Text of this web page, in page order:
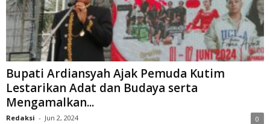
Bupati Ardiansyah Ajak Pemuda Kutim
Lestarikan Adat dan Budaya serta
Mengamalkan...
Redaksi - Jun 2, 2024 0